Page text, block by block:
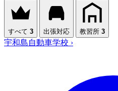
すべて 3 出張対応 教習所 3
宇和島自動車学校 ›